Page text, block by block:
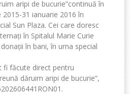
aripi de bucurie”continuă în
31 ianuarie 2016 în
Sun Plaza. Cei care doresc
în Spitalul Marie Curie
în bani, în urna special
făcute direct pentru
dăruim aripi de bucurie”,